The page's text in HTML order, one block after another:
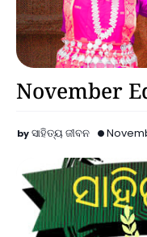
November
ସାହିତ୍ୟ ଜୀବନ